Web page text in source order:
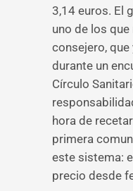
3,14 euros. El
uno de los
consejero, que
durante un
Círculo
hora de
primera
este sistema:
precio desde